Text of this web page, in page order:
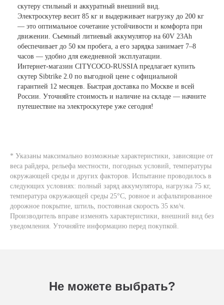
скутеру стильный и аккуратный внешний вид.
Электроскутер весит 85 кг и выдерживает нагрузку до 200 кг
— это оптимальное сочетание устойчивости и комфорта при
движении. Съемный литиевый аккумулятор на 60V 23Ah
обеспечивает до 50 км пробега, а его зарядка занимает 7–8
часов — удобно для ежедневной эксплуатации.
Интернет-магазин CITYCOCO-RUSSIA предлагает купить
скутер Sibtrike 2.0 по выгодной цене с официальной
гарантией 12 месяцев. Быстрая доставка по Москве и всей
России. Уточняйте стоимость и наличие на складе — начните
путешествие на электроскутере уже сегодня!
* Указаны максимально возможные характеристики, зависящие от
веса райдера, рельефа местности, погодных условий, температуры
окружающей среды и других факторов. Испытание проводилось в
следующих условиях: полный заряд аккумулятора, нагрузка 75 кг,
температура окружающей среды 25°C, ровное и асфальтированное
дорожное покрытие, штиль, постоянная скорость 35 км/ч.
Производитель вправе изменять характеристики, внешний вид без
уведомления. Уточняйте информацию перед покупкой.
Не можете выбрать?